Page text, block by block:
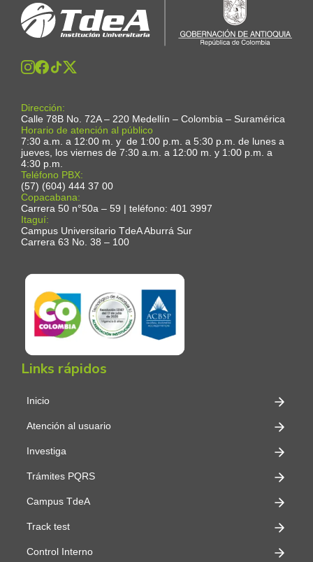
Dirección:
Calle 78B No. 72A – 220 Medellín – Colombia – Suramérica
Horario de atención al público
7:30 a.m. a 12:00 m. y de 1:00 p.m. a 5:30 p.m. de lunes a
jueves, los viernes de 7:30 a.m. a 12:00 m. y 1:00 p.m. a
4:30 p.m.
Teléfono PBX:
(57) (604) 444 37 00
Copacabana:
Carrera 50 n°50a – 59 | teléfono: 401 3997
Itaguí:
Campus Universitario TdeA Aburrá Sur
Carrera 63 No. 38 – 100
Links rápidos
Inicio
Atención al usuario
Investiga
Trámites PQRS
Campus TdeA
Track test
Control Interno